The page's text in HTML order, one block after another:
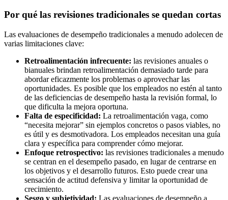
Por qué las revisiones tradicionales se quedan cortas
Las evaluaciones de desempeño tradicionales a menudo adolecen de
varias limitaciones clave:
Retroalimentación infrecuente: las revisiones anuales o
bianuales brindan retroalimentación demasiado tarde para
abordar eficazmente los problemas o aprovechar las
oportunidades. Es posible que los empleados no estén al tanto
de las deficiencias de desempeño hasta la revisión formal, lo
que dificulta la mejora oportuna.
Falta de especificidad: La retroalimentación vaga, como
“necesita mejorar” sin ejemplos concretos o pasos viables, no
es útil y es desmotivadora. Los empleados necesitan una guía
clara y específica para comprender cómo mejorar.
Enfoque retrospectivo: las revisiones tradicionales a menudo
se centran en el desempeño pasado, en lugar de centrarse en
los objetivos y el desarrollo futuros. Esto puede crear una
sensación de actitud defensiva y limitar la oportunidad de
crecimiento.